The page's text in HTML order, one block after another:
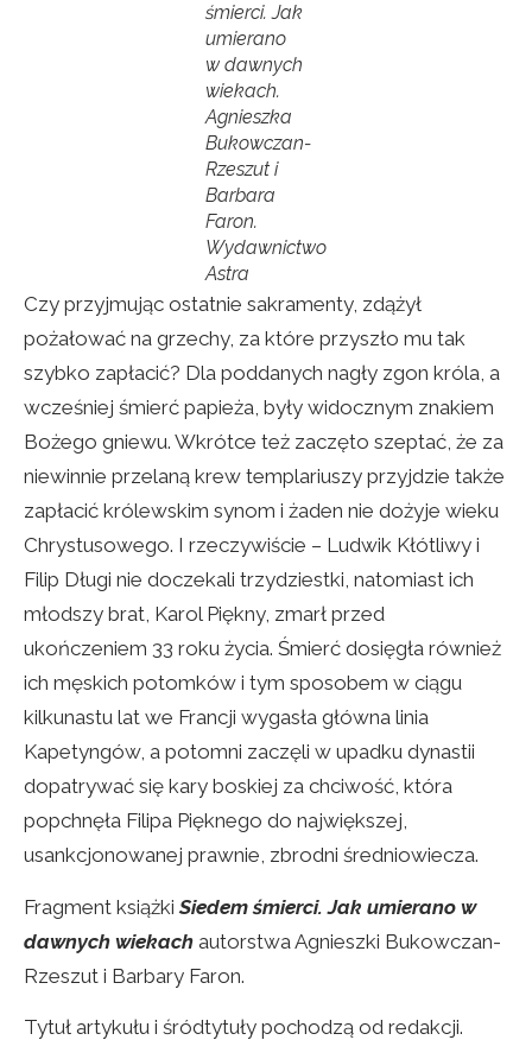
śmierci. Jak
umierano
w dawnych
wiekach.
Agnieszka
Bukowczan-
Rzeszut i
Barbara
Faron.
Wydawnictwo
Astra
Czy przyjmując ostatnie sakramenty, zdążył
pożałować na grzechy, za które przyszło mu tak
szybko zapłacić? Dla poddanych nagły zgon króla, a
wcześniej śmierć papieża, były widocznym znakiem
Bożego gniewu. Wkrótce też zaczęto szeptać, że za
niewinnie przelaną krew templariuszy przyjdzie także
zapłacić królewskim synom i żaden nie dożyje wieku
Chrystusowego. I rzeczywiście – Ludwik Kłótliwy i
Filip Długi nie doczekali trzydziestki, natomiast ich
młodszy brat, Karol Piękny, zmarł przed
ukończeniem 33 roku życia. Śmierć dosięgła również
ich męskich potomków i tym sposobem w ciągu
kilkunastu lat we Francji wygasła główna linia
Kapetyngów, a potomni zaczęli w upadku dynastii
dopatrywać się kary boskiej za chciwość, która
popchnęła Filipa Pięknego do największej,
usankcjonowanej prawnie, zbrodni średniowiecza.
Fragment książkiSiedem śmierci. Jak umierano w
dawnych wiekach autorstwa Agnieszki Bukowczan-
Rzeszut i Barbary Faron.
Tytuł artykułu i śródtytuły pochodzą od redakcji.